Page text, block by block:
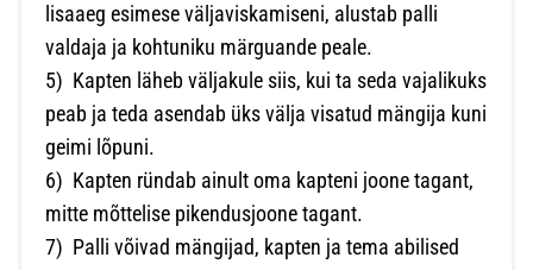
lisaaeg esimese väljaviskamiseni, alustab palli
valdaja ja kohtuniku märguande peale.
5) Kapten läheb väljakule siis, kui ta seda vajalikuks
peab ja teda asendab üks välja visatud mängija kuni
geimi lõpuni.
6) Kapten ründab ainult oma kapteni joone tagant,
mitte mõttelise pikendusjoone tagant.
7) Palli võivad mängijad, kapten ja tema abilised